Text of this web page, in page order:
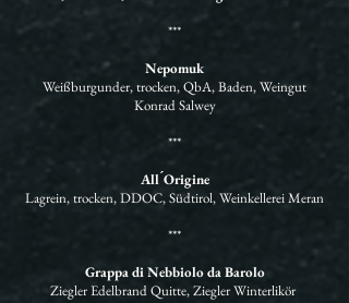
***
Nepomuk
Weißburgunder, trocken, QbA, Baden, Weingut
Konrad Salwey
***
All ́Origine
Lagrein, trocken, DDOC, Südtirol, Weinkellerei Meran
***
Grappa di Nebbiolo da Barolo
Ziegler Edelbrand Quitte, Ziegler Winterlikör